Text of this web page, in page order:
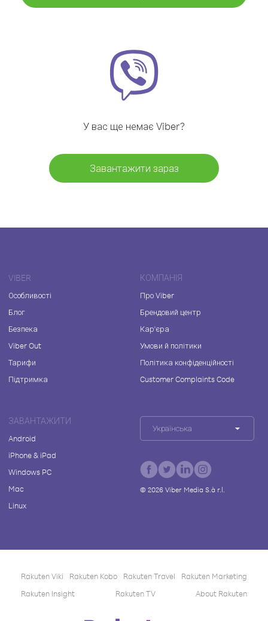
У вас ще немає Viber?
Завантажити зараз
VIBER
Особливості
Блог
Безпека
Viber Out
Тарифи
Підтримка
КОМПАНІЯ
Про Viber
Брендовий центр
Кар'єра
Умови й політики
Політика конфіденційності
Customer Complaints Code
ЗАВАНТАЖИТИ
Android
iPhone & iPad
Windows PC
Mac
Linux
Українська
© 2026Viber Media S.à r.l.
Rakuten Viki Rakuten Kobo Rakuten Travel
Rakuten Marketing
Rakuten Insight
Rakuten TV About Rakuten